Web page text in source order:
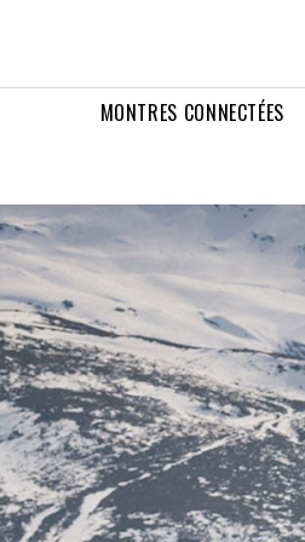
MONTRES CONNECTÉES